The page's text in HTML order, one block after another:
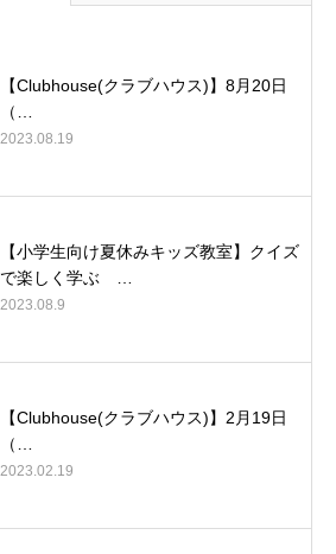
【Clubhouse(クラブハウス)】8月20日
（…
2023.08.19
【小学生向け夏休みキッズ教室】クイズ
で楽しく学ぶ …
2023.08.9
【Clubhouse(クラブハウス)】2月19日
（…
2023.02.19